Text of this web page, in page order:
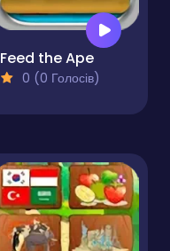
Feed the Ape
0 (0 Голосів)